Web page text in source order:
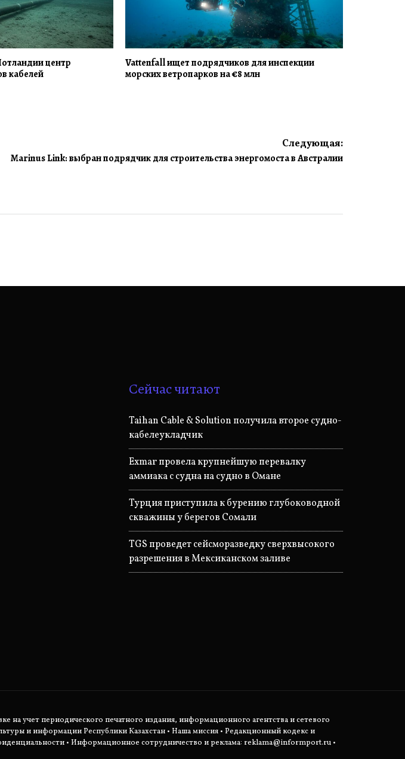
центр
кабелей
Vattenfall ищет подрядчиков для инспекции
морских ветропарков на €8 млн
Следующая:
Marinus Link: выбран подрядчик для строительства энергомоста в Австралии
Сейчас читают
Taihan Cable & Solution получила второе судно-
кабелеукладчик
Exmar провела крупнейшую перевалку
аммиака с судна на судно в Омане
Турция приступила к бурению глубоководной
скважины у берегов Сомали
TGS проведет сейсморазведку сверхвысокого
разрешения в Мексиканском заливе
учет периодического печатного издания, информационного агентства и сетевого
и информации Республики Казахстан •Наша миссия •Редакционный кодекс и
• Информационное сотрудничество и реклама:reklama@informport.ru •